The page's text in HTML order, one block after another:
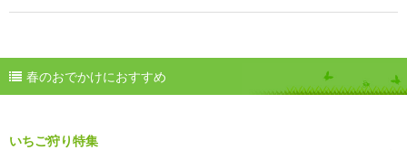
春のおでかけにおすすめ
いちご狩り特集